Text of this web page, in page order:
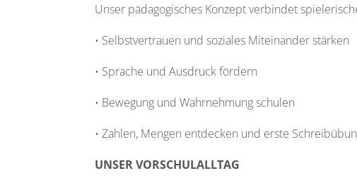
Unser pädagogisches Konzept verbindet
• Selbstvertrauen und soziales Miteinander stärken
• Sprache und Ausdruck fördern
• Bewegung und Wahrnehmung schulen
• Zahlen, Mengen entdecken und erste
UNSER VORSCHULALLTAG